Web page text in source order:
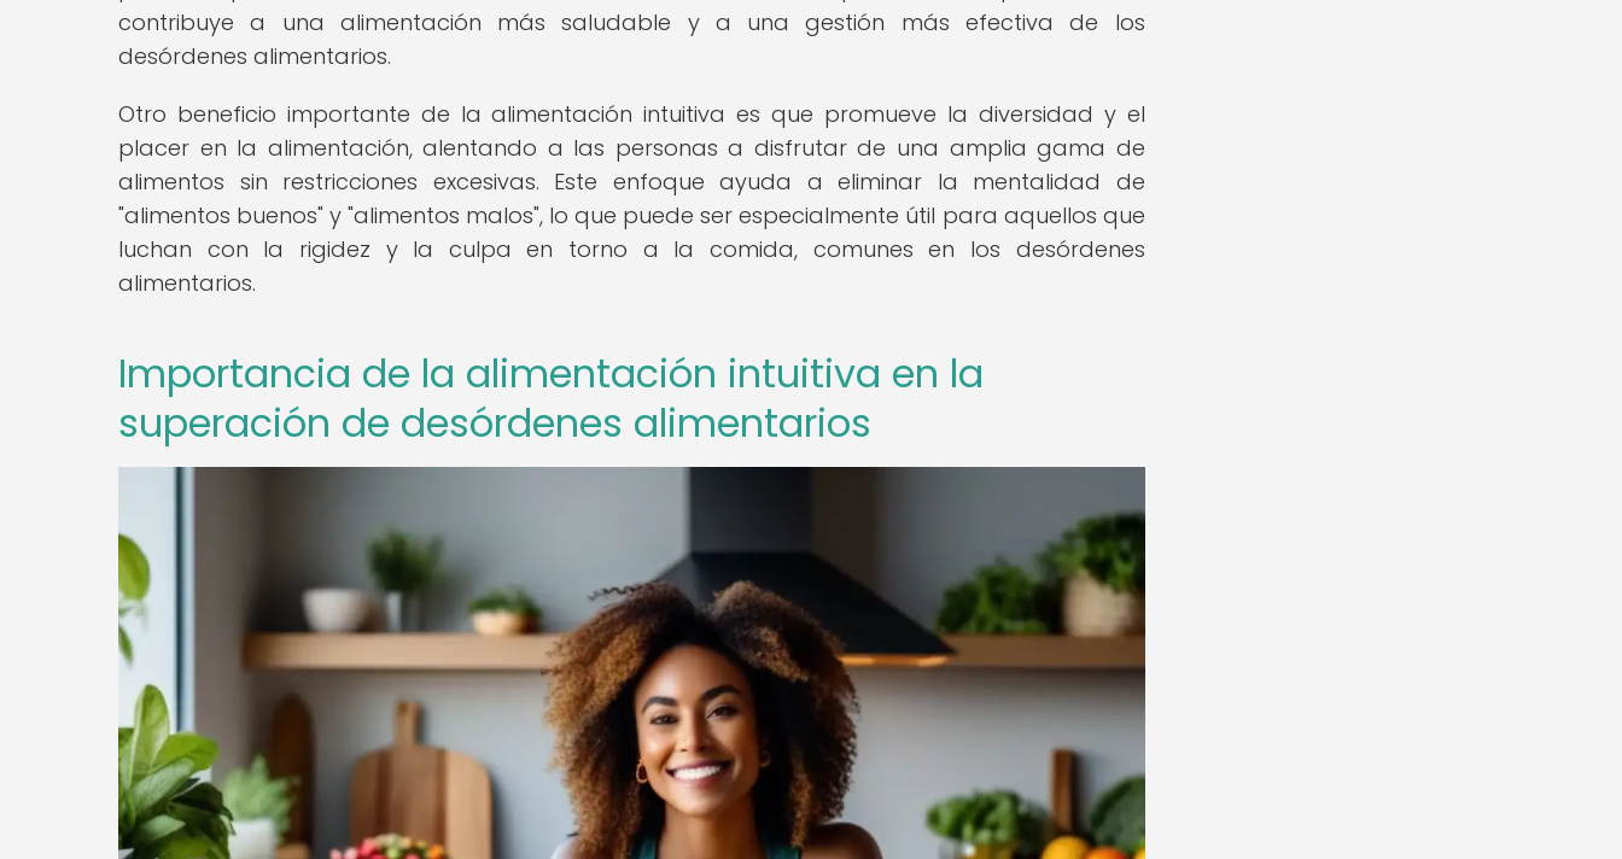
contribuye a una alimentación más saludable y a una gestión más efectiva de los
desórdenes alimentarios.
Otro beneficio importante de la alimentación intuitiva es que promueve la diversidad y el
placer en la alimentación, alentando a las personas a disfrutar de una amplia gama de
alimentos sin restricciones excesivas. Este enfoque ayuda a eliminar la mentalidad de
"alimentos buenos" y "alimentos malos", lo que puede ser especialmente útil para aquellos que
luchan con la rigidez y la culpa en torno a la comida, comunes en los desórdenes
alimentarios.
Importancia de la alimentación intuitiva en la
superación de desórdenes alimentarios